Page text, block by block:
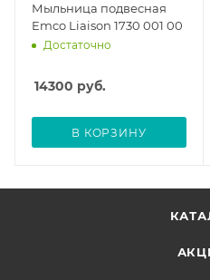
Мыльница подвесная
Emco Liaison 1730 001 00
Достаточно
14300 руб.
В КОРЗИНУ